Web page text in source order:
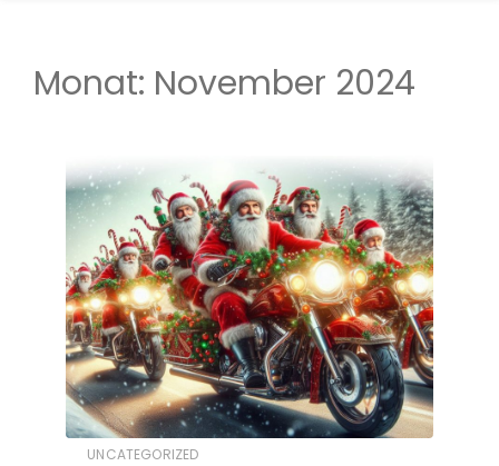
Monat: November 2024
UNCATEGORIZED